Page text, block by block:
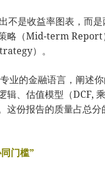
不是收益率图表，而
略（Mid-term Report
）。
业的金融语言，阐述
辑、估值模型（DCF,
这份报告的质量占总分
门槛”